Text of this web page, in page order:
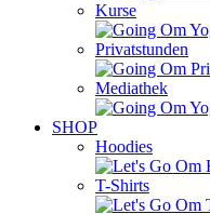
Kurse
Privatstunden
Mediathek
SHOP
Hoodies
T-Shirts